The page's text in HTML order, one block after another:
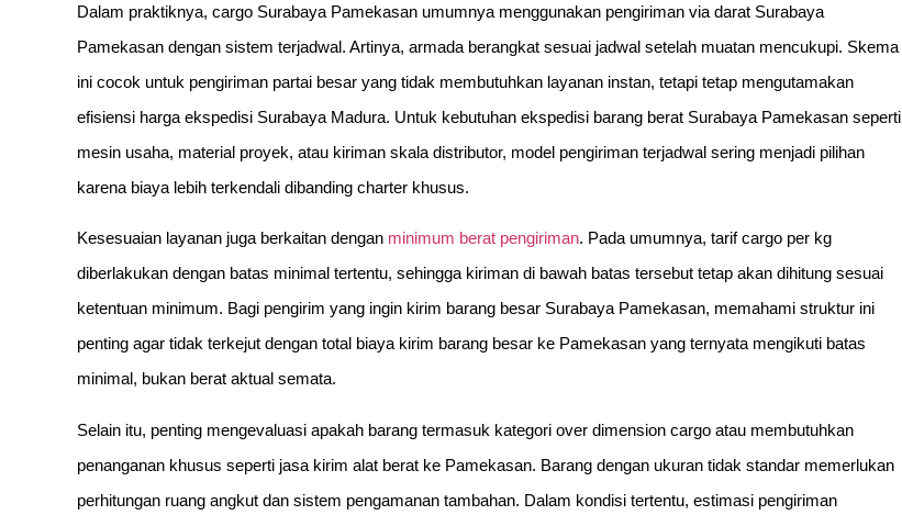
Dalam praktiknya, cargo Surabaya Pamekasan umumnya menggunakan pengiriman via darat Surabaya
Pamekasan dengan sistem terjadwal. Artinya, armada berangkat sesuai jadwal setelah muatan mencukupi. Skema
ini cocok untuk pengiriman partai besar yang tidak membutuhkan layanan instan, tetapi tetap mengutamakan
efisiensi harga ekspedisi Surabaya Madura. Untuk kebutuhan ekspedisi barang berat Surabaya Pamekasan seperti
mesin usaha, material proyek, atau kiriman skala distributor, model pengiriman terjadwal sering menjadi pilihan
karena biaya lebih terkendali dibanding charter khusus.
Kesesuaian layanan juga berkaitan dengan minimum berat pengiriman. Pada umumnya, tarif cargo per kg
diberlakukan dengan batas minimal tertentu, sehingga kiriman di bawah batas tersebut tetap akan dihitung sesuai
ketentuan minimum. Bagi pengirim yang ingin kirim barang besar Surabaya Pamekasan, memahami struktur ini
penting agar tidak terkejut dengan total biaya kirim barang besar ke Pamekasan yang ternyata mengikuti batas
minimal, bukan berat aktual semata.
Selain itu, penting mengevaluasi apakah barang termasuk kategori over dimension cargo atau membutuhkan
penanganan khusus seperti jasa kirim alat berat ke Pamekasan. Barang dengan ukuran tidak standar memerlukan
perhitungan ruang angkut dan sistem pengamanan tambahan. Dalam kondisi tertentu, estimasi pengiriman